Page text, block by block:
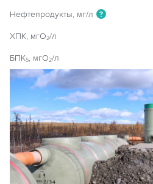
Нефтепродукты, мг/л ?
ХПК, мгO2/л
БПК5, мгO2/л